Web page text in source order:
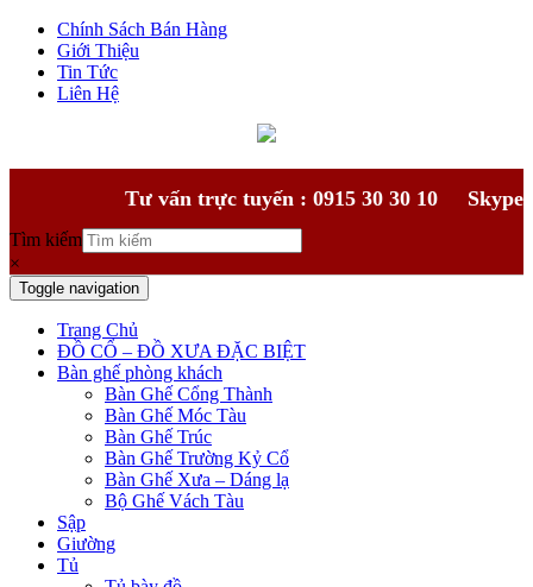
Chính Sách Bán Hàng
Giới Thiệu
Tin Tức
Liên Hệ
Tư vấn trực tuyến : 0915 30 30 10 Skype
Tìm kiếm
×
Toggle navigation
Trang Chủ
ĐỒ CỔ – ĐỒ XƯA ĐẶC BIỆT
Bàn ghế phòng khách
Bàn Ghế Cổng Thành
Bàn Ghế Móc Tàu
Bàn Ghế Trúc
Bàn Ghế Trường Kỷ Cổ
Bàn Ghế Xưa – Dáng lạ
Bộ Ghế Vách Tàu
Sập
Giường
Tủ